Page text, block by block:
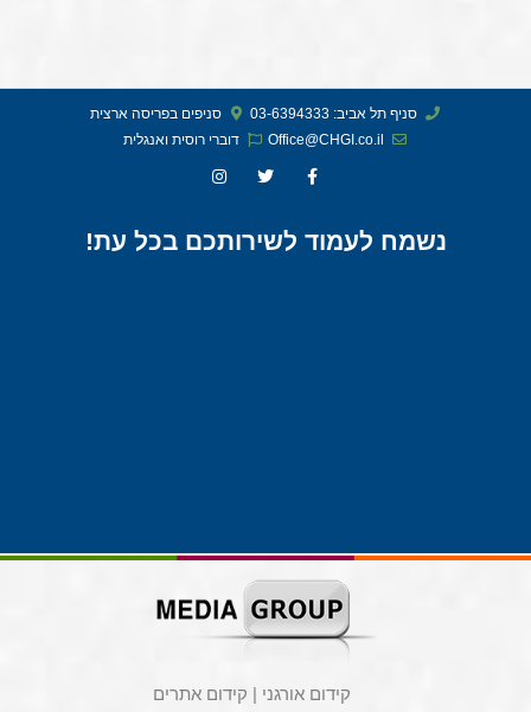
סניף תל אביב: 03-6394333
סניפים בפריסה ארצית
Office@CHGI.co.il
דוברי רוסית ואנגלית​
נשמח לעמוד לשירותכם בכל עת!
קידום אורגני | קידום אתרים